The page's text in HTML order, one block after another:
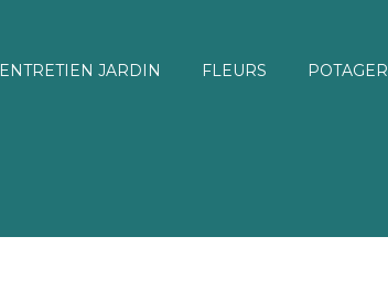
ENTRETIEN JARDIN FLEURS POTAGER